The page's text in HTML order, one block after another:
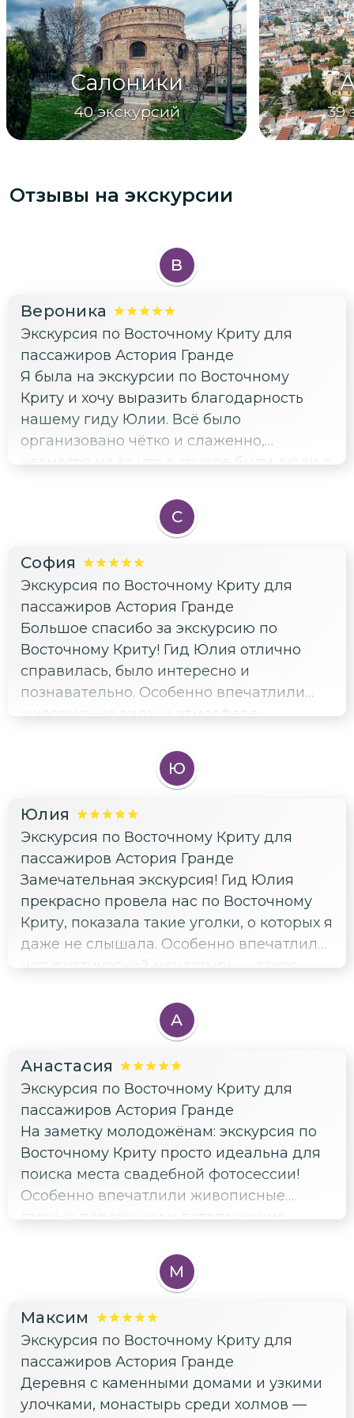
Салоники
40 экскурсий 39
Отзывы на экскурсии
В
Вероника
Экскурсия по Восточному Криту для
пассажиров Астория Гранде
Я была на экскурсии по Восточному
Криту и хочу выразить благодарность
нашему гиду Юлии. Всё было
организовано чётко и слаженно,
несмотря на то что в группе были люди с
темпераментами. Юлия смогла вовлечь
всех участников, создать дружелюбную
Особенно хочу отметить, как ловко Юлия
управлялась с таймингом — мы успели
посетить все запланированные места и
при этом никто не чувствовал спешки.
Даже те, кто обычно предпочитает
держаться в стороне, активно
участвовали в обсуждении и задавали
С
София
Экскурсия по Восточному Криту для
пассажиров Астория Гранде
Большое спасибо за экскурсию по
Восточному Криту! Гид Юлия отлично
справилась, было интересно и
познавательно. Особенно впечатлили
живописные виды и атмосфера
понравилось, что маршрут был продуман
таким образом, чтобы показать самые
рекомендовать эту экскурсию знакомым!
Ю
Юлия
Экскурсия по Восточному Криту для
пассажиров Астория Гранде
Замечательная экскурсия! Гид Юлия
прекрасно провела нас по Восточному
Криту, показала такие уголки, о которых я
даже не слышала. Особенно впечатлил
нетуристический монастырь — такое
залив Мирабелло просто
захватывающие. Спасибо за новые
рекомендовать эту экскурсию.
А
Анастасия
Экскурсия по Восточному Криту для
пассажиров Астория Гранде
На заметку молодожёнам: экскурсия по
Восточному Криту просто идеальна для
поиска места свадебной фотосессии!
Особенно впечатлили живописные
созданы для церемонии или фотосессии.
Тихая атмосфера нетуристического
прекрасным фоном для романтической
сцены, а виды на залив Мирабелло и
остров Спиналонга — просто
завораживают. Отдельно хочу
поблагодарить Юлию, нашего гида, за
М
Максим
Экскурсия по Восточному Криту для
пассажиров Астория Гранде
Деревня с каменными домами и узкими
улочками, монастырь среди холмов —